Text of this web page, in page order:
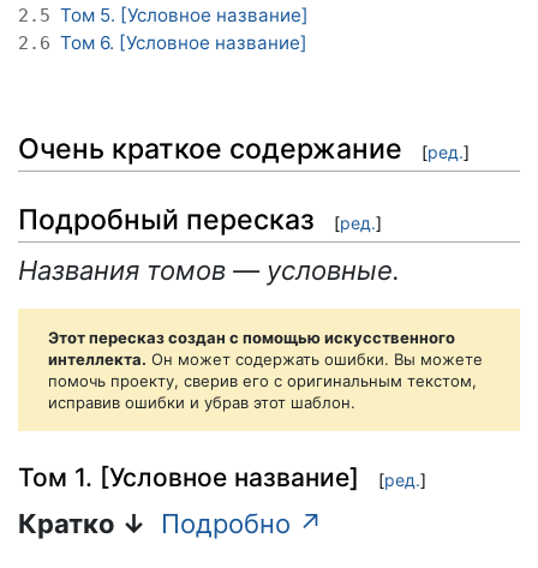
2.5 Том 5. [Условное название]
2.6 Том 6. [Условное название]
Очень краткое содержание [ред.]
Подробный пересказ [ред.]
Названия томов — условные.
Этот пересказ создан с помощью искусственного
интеллекта. Он может содержать ошибки. Вы можете
помочь проекту, сверив его с оригинальным текстом,
исправив ошибки и убрав этот шаблон.
Том 1. [Условное название] [ред.]
Кратко ↓
Подробно ↗